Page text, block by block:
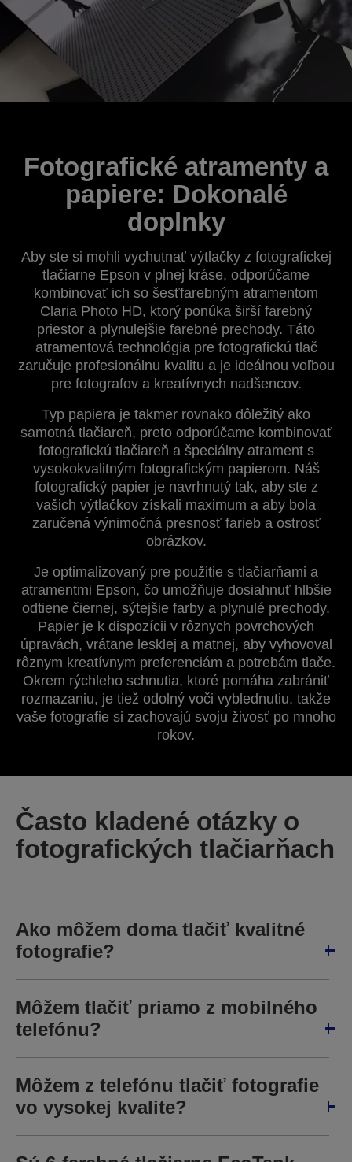
Fotografické atramenty a
papiere: Dokonalé
doplnky
Aby ste si mohli vychutnať výtlačky z fotografickej
tlačiarne Epson v plnej kráse, odporúčame
kombinovať ich so šesťfarebným atramentom
Claria Photo HD, ktorý ponúka širší farebný
priestor a plynulejšie farebné prechody. Táto
atramentová technológia pre fotografickú tlač
zaručuje profesionálnu kvalitu a je ideálnou voľbou
pre fotografov a kreatívnych nadšencov.
Typ papiera je takmer rovnako dôležitý ako
samotná tlačiareň, preto odporúčame kombinovať
fotografickú tlačiareň a špeciálny atrament s
vysokokvalitným fotografickým papierom. Náš
fotografický papier je navrhnutý tak, aby ste z
vašich výtlačkov získali maximum a aby bola
zaručená výnimočná presnosť farieb a ostrosť
obrázkov.
Je optimalizovaný pre použitie s tlačiarňami a
atramentmi Epson, čo umožňuje dosiahnuť hlbšie
odtiene čiernej, sýtejšie farby a plynulé prechody.
Papier je k dispozícii v rôznych povrchových
úpravách, vrátane lesklej a matnej, aby vyhovoval
rôznym kreatívnym preferenciám a potrebám tlače.
Okrem rýchleho schnutia, ktoré pomáha zabrániť
rozmazaniu, je tiež odolný voči vyblednutiu, takže
vaše fotografie si zachovajú svoju živosť po mnoho
rokov.
Často kladené otázky o
fotografických tlačiarňach
Ako môžem doma tlačiť kvalitné
fotografie?
Môžem tlačiť priamo z mobilného
telefónu?
Môžem z telefónu tlačiť fotografie
vo vysokej kvalite?